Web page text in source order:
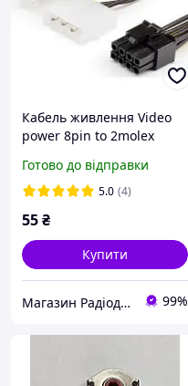
Кабель живлення Video
power 8pin to 2molex
Готово до відправки
5.0 (4)
55₴
Купити
Магазин Радіодеталей 99%